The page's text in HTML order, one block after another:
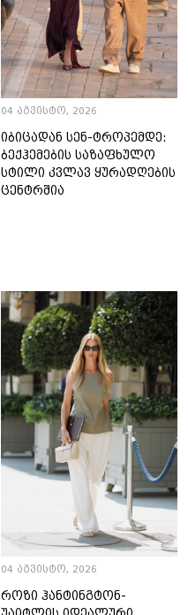
04 აგვისტო, 2026
იბიცადან სენ-ტროპემდე:
ბექჰემების საზაფხულო
სტილი კვლავ ყურადღების
ცენტრშია
04 აგვისტო, 2026
როზი ჰანტინგტონ-